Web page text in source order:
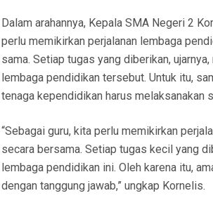
N
Dalam arahannya, Kepala SMA Negeri 2
perlu memikirkan perjalanan lembaga
sama. Setiap tugas yang diberikan,
lembaga pendidikan tersebut. Untuk itu,
tenaga kependidikan harus melaksanakan
“Sebagai guru, kita perlu memikirkan
secara bersama. Setiap tugas kecil yang
lembaga pendidikan ini. Oleh karena itu,
dengan tanggung jawab,” ungkap Kornelis.